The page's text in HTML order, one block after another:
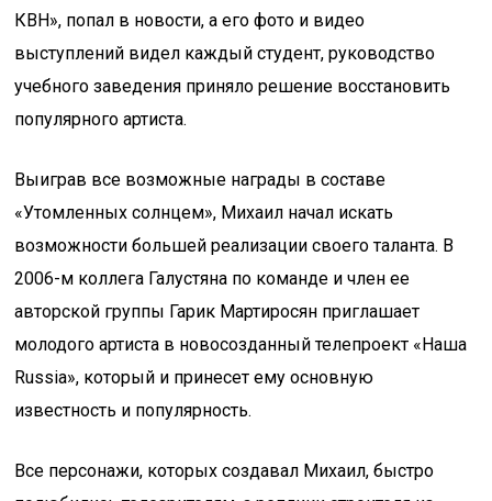
КВН», попал в новости, а его фото и видео
выступлений видел каждый студент, руководство
учебного заведения приняло решение восстановить
популярного артиста.
Выиграв все возможные награды в составе
«Утомленных солнцем», Михаил начал искать
возможности большей реализации своего таланта. В
2006-м коллега Галустяна по команде и член ее
авторской группы Гарик Мартиросян приглашает
молодого артиста в новосозданный телепроект «Наша
Russia», который и принесет ему основную
известность и популярность.
Все персонажи, которых создавал Михаил, быстро